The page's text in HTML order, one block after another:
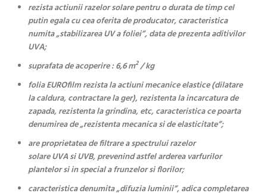
rezista actiunii razelor solare pentru o durata de timp cel
putin egala cu cea oferita de producator, caracteristica
numita „stabilizarea UV a foliei”, data de prezenta aditivilor
UVA;
suprafata de acoperire : 6,6 m2/ kg
folia EUROfilm rezista la actiuni mecanice elastice (dilatare
la caldura, contractare la ger), rezistenta la incarcatura de
zapada, rezistenta la grindina, etc, caracteristica ce poarta
denumirea de „rezistenta mecanica si de elasticitate”;
are proprietatea de filtrare a spectrului razelor
solare UVA si UVB, prevenind astfel arderea varfurilor
plantelor si in special a frunzelor si florilor;
caracteristica denumita „difuzia luminii”, adica completarea